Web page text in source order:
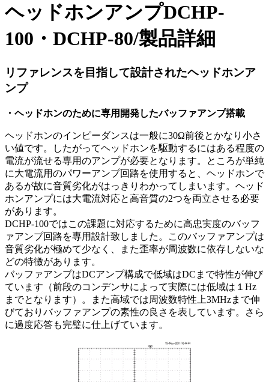
ヘッドホンアンプDCHP-
100・DCHP-80/製品詳細
リファレンスを目指して設計されたヘッドホンア
ンプ
・ヘッドホンのために専用開発したバッファアンプ搭載
ヘッドホンのインピーダンスは一般に30Ω前後とかなり小さ
い値です。したがってヘッドホンを駆動するにはある程度の
電流が流せる専用のアンプが必要となります。ところが単純
に大電流用のパワーアンプ回路を使用すると、ヘッドホンで
あるが故に音質劣化がはっきりわかってしまいます。ヘッド
ホンアンプには大電流対応と高音質の2つを両立させる必要
があります。
DCHP-100ではこの課題に対応するために高忠実度のバッフ
ァアンプ回路を専用設計致しました。このバッファアンプは
音質劣化が極めて少なく、また歪率が周波数に依存しないな
どの特徴があります。
バッファアンプはDCアンプ構成で低域はDCまで特性が伸び
ています（前段のコンデンサによって実際には低域は１Hz
までとなります）。また高域では周波数特性上3MHzまで伸
びておりバッファアンプの素性の良さを表しています。さら
に過度応答も完璧に仕上げています。